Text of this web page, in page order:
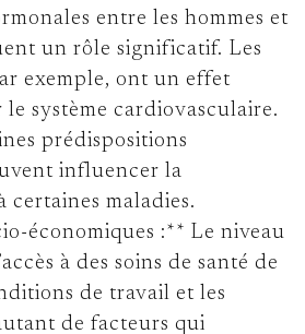
entre les hommes et
un rôle significatif. Les
exemple, ont un effet
système cardiovasculaire.
prédispositions
influencer la
certaines maladies.
économiques :** Le niveau
à des soins de santé de
de travail et les
de facteurs qui